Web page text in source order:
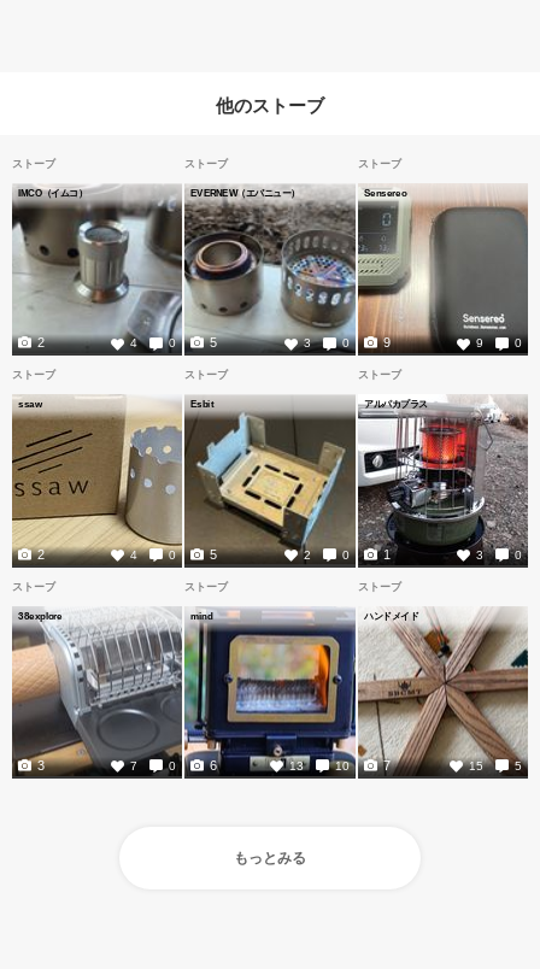
他のストーブ
ストーブ
IMCO（イムコ）
4 0
2
ストーブ
EVERNEW（エバニュー）
3 0
5
ストーブ
Sensereo
9 0
9
ストーブ
ssaw
4 0
2
ストーブ
Esbit
2 0
5
ストーブ
アルパカプラス
3 0
1
ストーブ
38explore
7 0
3
ストーブ
mind
13 10
6
ストーブ
ハンドメイド
15 5
7
もっとみる